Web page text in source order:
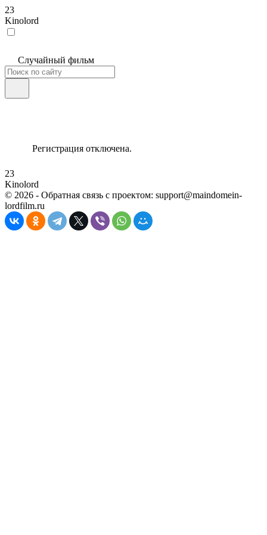
23
Kinolord
Случайный фильм
Регистрация отключена.
23
Kinolord
© 2026 - Обратная связь с проектом: support@maindomein-
lordfilm.ru